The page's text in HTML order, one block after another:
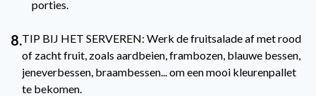
porties.
8.TIP BIJ HET SERVEREN: Werk de fruitsalade af met rood
of zacht fruit, zoals aardbeien, frambozen, blauwe bessen,
jeneverbessen, braambessen... om een mooi kleurenpallet
te bekomen.